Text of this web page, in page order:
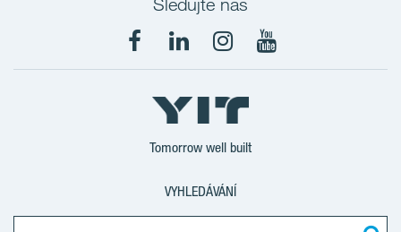
Sledujte nás
Tomorrow well built
VYHLEDÁVÁNÍ